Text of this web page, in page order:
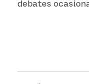
debates